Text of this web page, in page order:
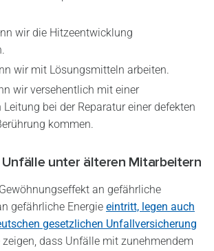
wir die Hitzeentwicklung
wir mit Lösungsmitteln arbeiten.
wir versehentlich mit einer
Leitung bei der Reparatur einer defekten
kommen.
unter älteren Mitarbeitern
an gefährliche
gefährliche Energie eintritt, legen auch
gesetzlichen Unfallversicherung
zeigen, dass Unfälle mit zunehmendem